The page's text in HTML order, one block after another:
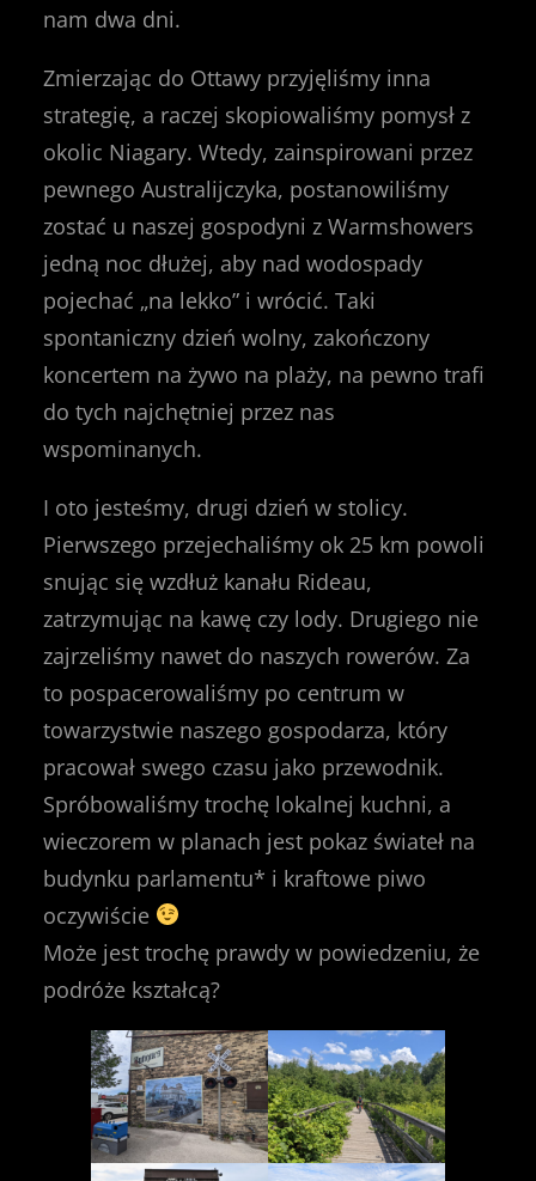
nam dwa dni.
Zmierzając do Ottawy przyjęliśmy inna
strategię, a raczej skopiowaliśmy pomysł z
okolic Niagary. Wtedy, zainspirowani przez
pewnego Australijczyka, postanowiliśmy
zostać u naszej gospodyni z Warmshowers
jedną noc dłużej, aby nad wodospady
pojechać „na lekko” i wrócić. Taki
spontaniczny dzień wolny, zakończony
koncertem na żywo na plaży, na pewno trafi
do tych najchętniej przez nas
wspominanych.
I oto jesteśmy, drugi dzień w stolicy.
Pierwszego przejechaliśmy ok 25 km powoli
snując się wzdłuż kanału Rideau,
zatrzymując na kawę czy lody. Drugiego nie
zajrzeliśmy nawet do naszych rowerów. Za
to pospacerowaliśmy po centrum w
towarzystwie naszego gospodarza, który
pracował swego czasu jako przewodnik.
Spróbowaliśmy trochę lokalnej kuchni, a
wieczorem w planach jest pokaz świateł na
budynku parlamentu* i kraftowe piwo
oczywiście
Może jest trochę prawdy w powiedzeniu, że
podróże kształcą?